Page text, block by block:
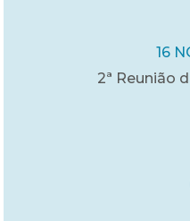
16
2ª Reunião